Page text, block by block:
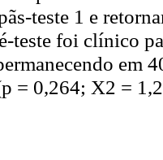
teste 1 e
teste foi clínico
em
= 0,264; X2 =